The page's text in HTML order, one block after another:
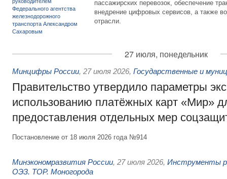
пассажирских перевозок, обеспечение
внедрение цифровых сервисов, а также
отрасли.
27 июля, понедельник
Минцифры России, 27 июля 2026, Государственные и
Правительство утвердило параметры
использованию платёжных карт «Мир»
предоставления отдельных мер
Постановление от 18 июля 2026 года №914
Минэкономразвития России, 27 июля 2026, Инструменты
ОЭЗ. ТОР. Моногорода